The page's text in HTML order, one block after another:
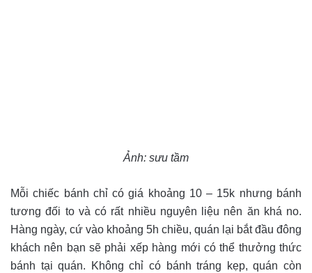
Ảnh: sưu tầm
Mỗi chiếc bánh chỉ có giá khoảng 10 – 15k nhưng bánh
tương đối to và có rất nhiều nguyên liệu nên ăn khá no.
Hàng ngày, cứ vào khoảng 5h chiều, quán lại bắt đầu đông
khách nên bạn sẽ phải xếp hàng mới có thể thưởng thức
bánh tại quán. Không chỉ có bánh tráng kẹp, quán còn